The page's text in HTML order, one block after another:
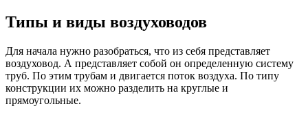
Типы и виды воздуховодов
Для начала нужно разобраться, что из себя представляет
воздуховод. А представляет собой он определенную систему
труб. По этим трубам и двигается поток воздуха. По типу
конструкции их можно разделить на круглые и
прямоугольные.